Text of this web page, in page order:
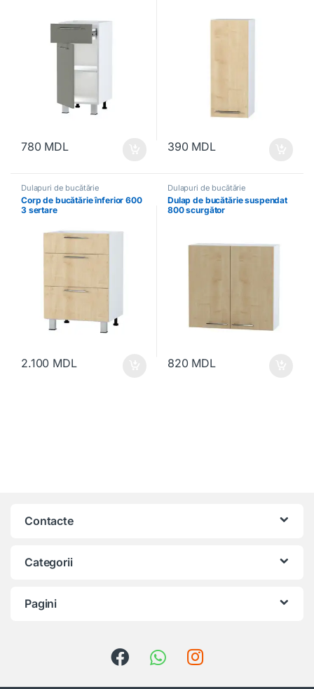
780 MDL 390 MDL
Dulapuri de bucătărie
Corp de bucătărie înferior 600
3 sertare
2.100 MDL
Dulapuri de bucătărie
Dulap de bucătărie suspendat
800 scurgător
820 MDL
Contacte
Categorii
Pagini